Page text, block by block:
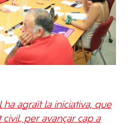
ha agraït la iniciativa, que
per avançar cap a